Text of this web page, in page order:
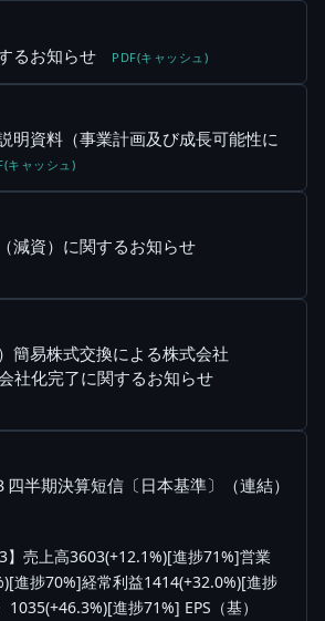
るお知らせ PDF(キャッシュ)
明資料（事業計画及び成長可能性に
キャッシュ)
減資）に関するお知らせ
簡易株式交換による株式会社
社化完了に関するお知らせ
半期決算短信〔日本基準〕（連結）
】売上高3603(+12.1%)[進捗71%]営業
進捗70%]経常利益1414(+32.0%)[進捗
進捗71%] EPS（基）